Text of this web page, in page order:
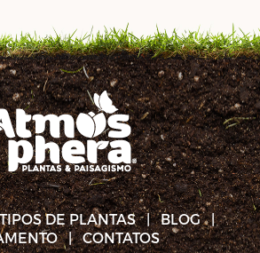
DE PLANTAS | BLOG |
| CONTATOS